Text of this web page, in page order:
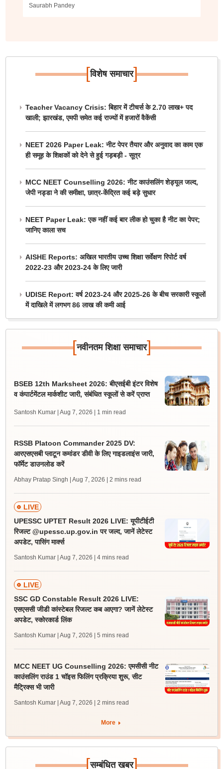
Saurabh Pandey
[विशेष समाचार]
Teacher Vacancy Crisis: बिहार में टीचर्स के 2.70 लाख+ पद
खाली; झारखंड, एमपी समेत कई राज्यों में हजारों वैकेंसी
NEET 2026 Paper Leak: नीट पेपर तैयार और अनुवाद का काम एक
ही समूह के शिक्षकों को देने से हुई गड़बड़ी - सूत्र
MCC NEET Counselling 2026: नीट काउंसलिंग शेड्यूल जल्द,
जेपी नड्डा ने की समीक्षा, छात्र-केंद्रित कई बड़े सुधार
NEET Paper Leak: एक नहीं कई बार लीक हो चुका है नीट का पेपर;
जानिए काला सच
AISHE Reports: अखिल भारतीय उच्च शिक्षा सर्वेक्षण रिपोर्ट वर्ष
2022-23 और 2023-24 के लिए जारी
UDISE Report: वर्ष 2023-24 और 2025-26 के बीच सरकारी स्कूलों
में दाखिले में लगभग 86 लाख की कमी आई
[नवीनतम शिक्षा समाचार]
BSEB 12th Marksheet 2026: बीएसईबी इंटर विशेष
व कंपार्टमेंटल मार्कशीट जारी, संबंधित स्कूलों से करें प्राप्त
Santosh Kumar | Aug 7, 2026 | 1 min read
RSSB Platoon Commander 2025 DV:
आरएसएसबी प्लाटून कमांडर डीवी के लिए गाइडलाइंस जारी,
फॉर्मेट डाउनलोड करें
Abhay Pratap Singh | Aug 7, 2026 | 2 mins read
LIVE
UPESSC UPTET Result 2026 LIVE: यूपीटीईटी
रिजल्ट @upessc.up.gov.in पर जल्द, जानें लेटेस्ट
अपडेट, पासिंग मार्क्स
Santosh Kumar | Aug 7, 2026 | 4 mins read
LIVE
SSC GD Constable Result 2026 LIVE:
एसएससी जीडी कांस्टेबल रिजल्ट कब आएगा? जानें लेटेस्ट
अपडेट, स्कोरकार्ड लिंक
Santosh Kumar | Aug 7, 2026 | 5 mins read
MCC NEET UG Counselling 2026: एमसीसी नीट
काउंसलिंग राउंड 1 चॉइस फिलिंग प्रक्रिया शुरू, सीट
मैट्रिक्स भी जारी
Santosh Kumar | Aug 7, 2026 | 2 mins read
More
[सम्बंधित खबर]